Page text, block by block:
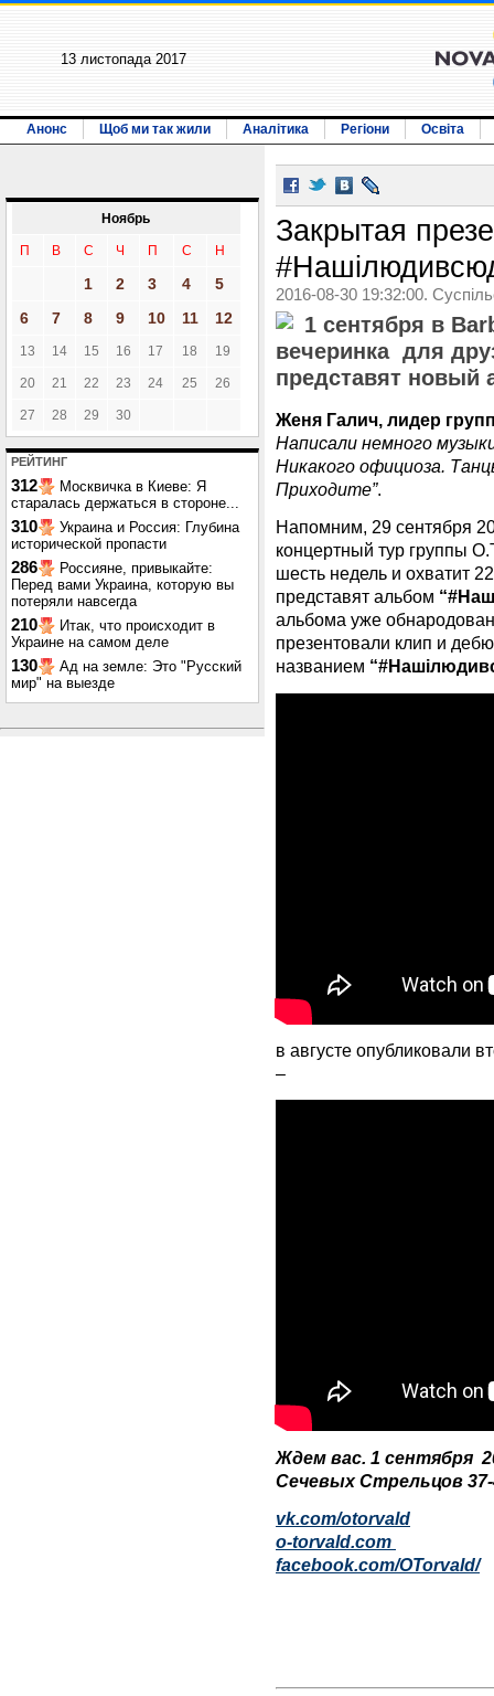
13 листопада 2017
Анонс Щоб ми так жили Аналітика Регіони Освіта
Ноябрь
П В С Ч П С Н
1 2 3 4
5
6
7 8 9 10 11 12
13 14 15 16 17 18 19
20 21 22 23 24 25 26
27 28 29 30
РЕЙТИНГ
312
Москвичка в Киеве: Я
старалась держаться в стороне...
310
Украина и Россия: Глубина
исторической пропасти
286
Россияне, привыкайте:
Перед вами Украина, которую вы
потеряли навсегда
210
Итак, что происходит в
Украине на самом деле
130
Ад на земле: Это "Русский
мир" на выезде
Закрытая
2016-08-30 19:32:00.
1 сентября в
вечеринка для
представят
Женя Галич, лидер
Написали немного
Никакого официоза.
Приходите”.
Напомним, 29 сентября
концертный тур группы
шесть недель и охватит
представят альбом
альбома уже
презентовали клип и
названием
в августе опубликовали
–
Ждем вас. 1 сентября
Сечевых Стрельцов 37-
vk.com/otorvald
o-torvald.com
facebook.com/OTorvald/